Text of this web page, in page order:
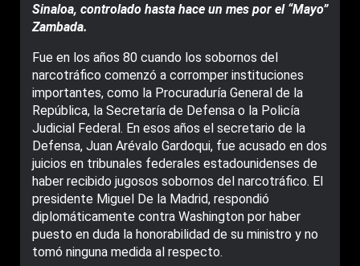
Sinaloa, controlado hasta hace un mes por el “Mayo”
Zambada.
Fue en los años 80 cuando los sobornos del
narcotráfico comenzó a corromper instituciones
importantes, como la Procuraduría General de la
República, la Secretaría de Defensa o la Policía
Judicial Federal. En esos años el secretario de la
Defensa, Juan Arévalo Gardoqui, fue acusado en dos
juicios en tribunales federales estadounidenses de
haber recibido jugosos sobornos del narcotráfico. El
presidente Miguel De la Madrid, respondió
diplomáticamente contra Washington por haber
puesto en duda la honorabilidad de su ministro y no
tomó ninguna medida al respecto.